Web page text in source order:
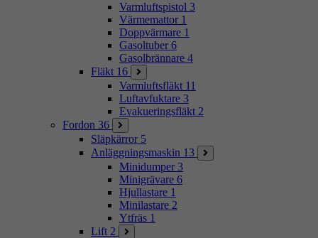
Varmluftspistol 3
Värmemattor 1
Doppvärmare 1
Gasoltuber 6
Gasolbrännare 4
Fläkt 16
Varmluftsfläkt 11
Luftavfuktare 3
Evakueringsfläkt 2
Fordon 36
Släpkärror 5
Anläggningsmaskin 13
Minidumper 3
Minigrävare 6
Hjullastare 1
Minilastare 2
Ytfräs 1
Lift 2